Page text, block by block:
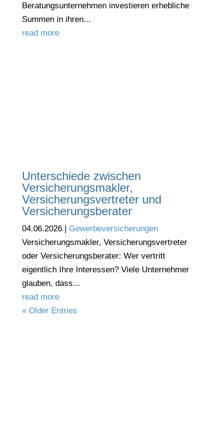
Beratungsunternehmen investieren erhebliche
Summen in ihren...
read more
Unterschiede zwischen
Versicherungsmakler,
Versicherungsvertreter und
Versicherungsberater
04.06.2026| Gewerbeversicherungen
Versicherungsmakler, Versicherungsvertreter
oder Versicherungsberater: Wer vertritt
eigentlich Ihre Interessen? Viele Unternehmer
glauben, dass...
read more
« Older Entries